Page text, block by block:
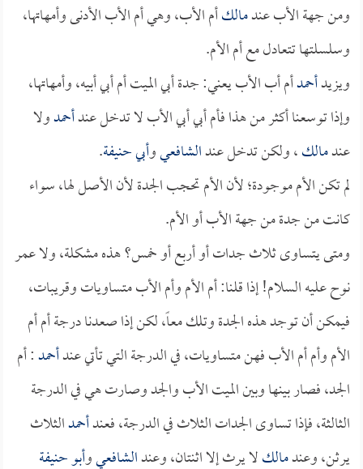
ومن جهة الأب عندمالكأم الأب، وهي أم الأب الأدنى وأمهاتها،
وسلسلتها تتعادل مع أم الأم.
ويزيدأحمدأم أب الأب يعني: جدة أبي الميت أم أبي أبيه، وأمهاتها،
وإذا توسعنا أكثر من هذا فأم أبي أبي الأب لا تدخل عندأحمدولا
عندمالك، ولكن تدخل عندالشافعيوأبي حنيفة.
لم تكن الأم موجودة؛ لأن الأم تحجب الجدة لأن الأصل لها، سواء
كانت من جدة من جهة الأب أو الأم.
ومتى يتساوى ثلاث جدات أو أربع أو خمس؟ هذه مشكلة، ولا عمر
نوح عليه السلام! إذا قلنا: أم الأم وأم الأب متساويات وقريبات،
فيمكن أن توجد هذه الجدة وتلك معاً، لكن إذا صعدنا درجة أم أم
الأم وأم أم الأب فهن متساويات، في الدرجة التي تأتي عندأحمد: أم
الجد، فصار بينها وبين الميت الأب والجد وصارت هي في الدرجة
الثالثة، فإذا تساوى الجدات الثلاث في الدرجة، فعندأحمدالثلاث
يرثن، وعندمالكلا يرث إلا اثنتان، وعندالشافعيوأبو حنيفة